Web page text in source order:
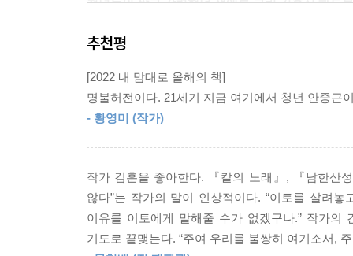
안중근은 용수를 벗은 눈으로 우덕순을 바라보았
았다. 메마른 눈동자가 버스럭거리는 듯싶었다.
---p.227
나라가 아닌지를 빌렘은 하느님께 물었다. 하느
안중근이 사형을 당하기 전까지 아직은 며칠이 남
청년들의 짧고 강렬했던 생애를 그린 김훈식 하드
안중근을 다룬 기존의 도서들이 위인의 일대기를
안중근의 삶에서 가장 강렬했을 며칠간의 일들이
구한말, 쇠약해져가는 조국을 바라보기만 할 수
어두운 시대상도 김훈 특유의 단문으로 하드보
천주교에서 세례 받은 신앙인이라는 정체성 때문
이 세상이 끝나는 먼 곳에서 빌렘이 기도를 드
시체들이 가득 쌓여 있는 환영이 재 위에 떠올랐
추천평
[2022 내 맘대로 올해의 책]
명불허전이다. 21세기 지금 여기에서 청년 안중근
- 황영미 (작가)
작가 김훈을 좋아한다. 『칼의 노래』, 『남한산
않다”는 작가의 말이 인상적이다. “이토를 살려
이유를 이토에게 말해줄 수가 없겠구나.” 작가
기도로 끝맺는다. “주여 우리를 불쌍히 여기소서,